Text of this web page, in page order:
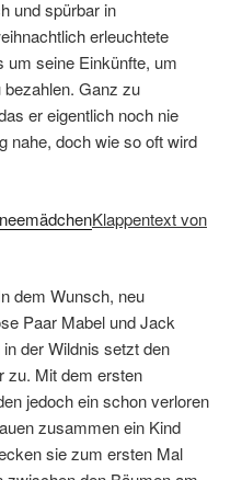
Paar Mabel und Jack
der Wildnis setzt den
zu. Mit dem ersten
jedoch ein schon verloren
zusammen ein Kind
sie zum ersten Mal
den Bäumen am
hat es mit den kleinen
und Jacks Blockhaus
über Einsamkeit
Freundschaft, einen
Erfüllung.
Verlagsseite: